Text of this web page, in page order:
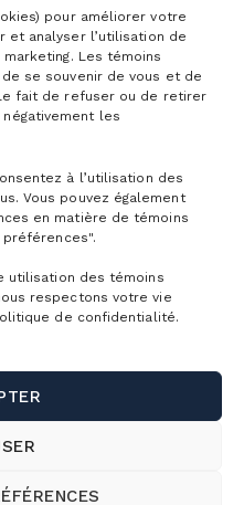
pour améliorer votre
et analyser l’utilisation de
Les témoins
se souvenir de vous et de
fait de refuser ou de retirer
les
à l’utilisation des
Vous pouvez également
en matière de témoins
utilisation des témoins
respectons votre vie
de confidentialité.